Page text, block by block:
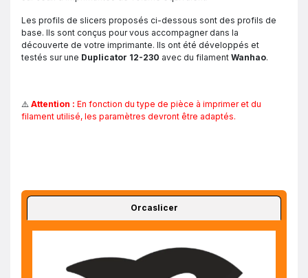
Les profils de slicers proposés ci-dessous sont des profils de
base. Ils sont conçus pour vous accompagner dans la
découverte de votre imprimante. Ils ont été développés et
testés sur une Duplicator 12-230 avec du filament Wanhao.
⚠️ Attention : En fonction du type de pièce à imprimer et du
filament utilisé, les paramètres devront être adaptés.
Orcaslicer